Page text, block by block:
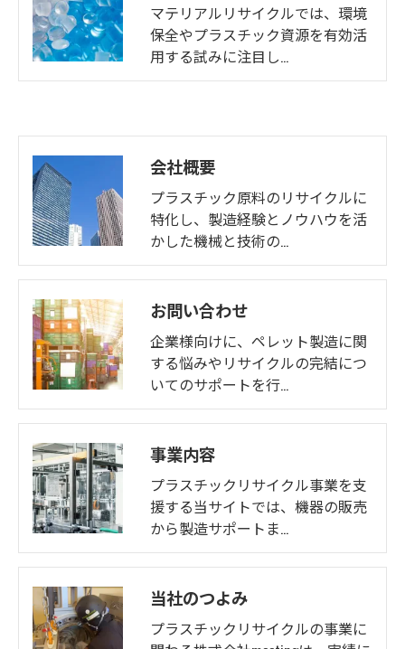
マテリアルリサイクルでは、環境
保全やプラスチック資源を有効活
用する試みに注目し…
会社概要
プラスチック原料のリサイクルに
特化し、製造経験とノウハウを活
かした機械と技術の…
お問い合わせ
企業様向けに、ペレット製造に関
する悩みやリサイクルの完結につ
いてのサポートを行…
事業内容
プラスチックリサイクル事業を支
援する当サイトでは、機器の販売
から製造サポートま…
当社のつよみ
プラスチックリサイクルの事業に